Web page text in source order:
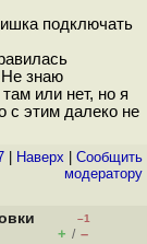
подключать
знаю
или нет, но я
с этим далеко не
Наверх
Cообщить
модератору
–1
+ / –